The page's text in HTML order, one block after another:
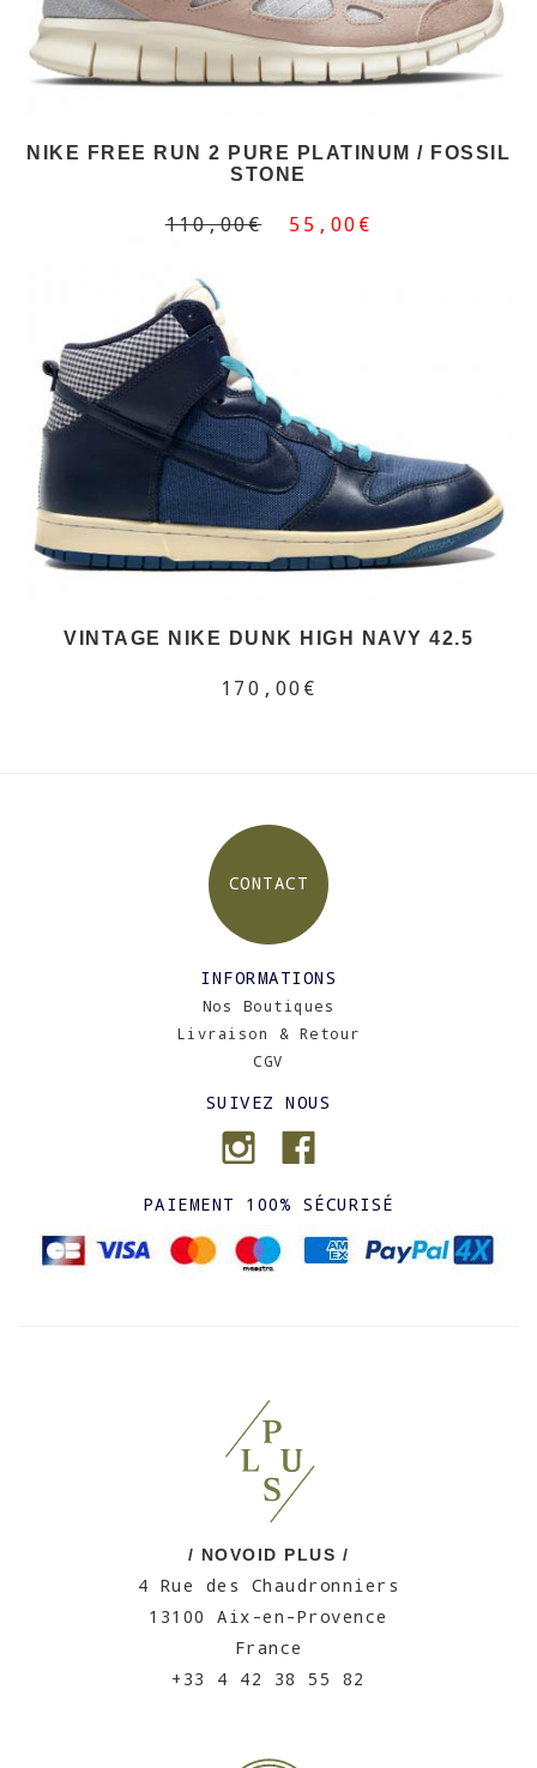
NIKE FREE RUN 2 PURE PLATINUM / FOSSIL
STONE
110,00€ 55,00€
VINTAGE NIKE DUNK HIGH NAVY 42.5
170,00€
CONTACT
INFORMATIONS
Nos Boutiques
Livraison & Retour
CGV
SUIVEZ NOUS
PAIEMENT 100% SÉCURISÉ
/ NOVOID PLUS /
4 Rue des Chaudronniers
13100 Aix-en-Provence
France
+33 4 42 38 55 82